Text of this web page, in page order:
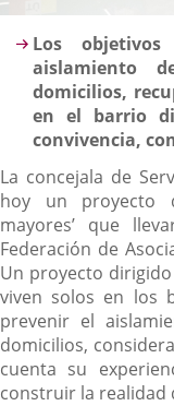
Descripción
Los
aislamiento
domicilios,
en el barrio
convivencia,
La concejala de
hoy un proyecto
mayores’ que
Federación de
Un proyecto
viven solos en los
prevenir el
domicilios,
cuenta su
construir la realidad